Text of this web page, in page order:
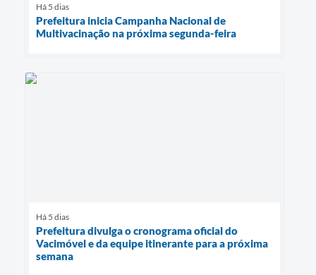
Há 5 dias
Prefeitura inicia Campanha Nacional de
Multivacinação na próxima segunda-feira
Há 5 dias
Prefeitura divulga o cronograma oficial do
Vacimóvel e da equipe itinerante para a próxima
semana